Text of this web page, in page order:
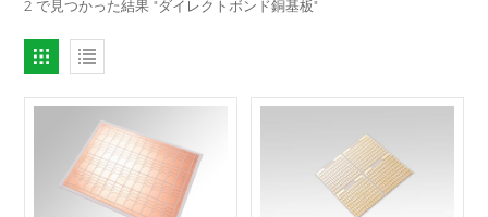
2 で見つかった結果 "ダイレクトボンド銅基板"